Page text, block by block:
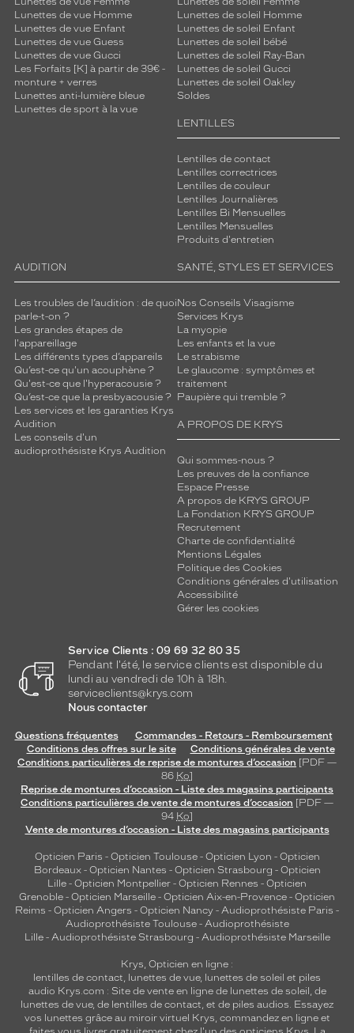
Lunettes de vue Homme
Lunettes de vue Enfant
Lunettes de vue Guess
Lunettes de vue Gucci
Les Forfaits [K] à partir de 39€ -
monture + verres
Lunettes anti-lumière bleue
Lunettes de sport à la vue
Lunettes de soleil Homme
Lunettes de soleil Enfant
Lunettes de soleil bébé
Lunettes de soleil Ray-Ban
Lunettes de soleil Gucci
Lunettes de soleil Oakley
Soldes
LENTILLES
Lentilles de contact
Lentilles correctrices
Lentilles de couleur
Lentilles Journalières
Lentilles Bi Mensuelles
Lentilles Mensuelles
Produits d'entretien
AUDITION
Les troubles de l’audition : de quoi
parle-t-on ?
Les grandes étapes de
l'appareillage
Les différents types d’appareils
Qu’est-ce qu'un acouphène ?
Qu'est-ce que l'hyperacousie ?
Qu’est-ce que la presbyacousie ?
Les services et les garanties Krys
Audition
Les conseils d'un
audioprothésiste Krys Audition
SANTÉ, STYLES ET SERVICES
Nos Conseils Visagisme
Services Krys
La myopie
Les enfants et la vue
Le strabisme
Le glaucome : symptômes et
traitement
Paupière qui tremble ?
A PROPOS DE KRYS
Qui sommes-nous ?
Les preuves de la confiance
Espace Presse
A propos de KRYS GROUP
La Fondation KRYS GROUP
Recrutement
Charte de confidentialité
Mentions Légales
Politique des Cookies
Conditions générales d'utilisation
Accessibilité
Gérer les cookies
Service Clients : 09 69 32 80 35
Pendant l'été, le service clients est disponible du
lundi au vendredi de 10h à 18h.
serviceclients@krys.com
Nous contacter
Questions fréquentes
Commandes - Retours - Remboursement
Conditions des offres sur le site
Conditions générales de vente
Conditions particulières de reprise de montures d’occasion [PDF —
86 Ko]
Reprise de montures d’occasion - Liste des magasins participants
Conditions particulières de vente de montures d’occasion [PDF —
94 Ko]
Vente de montures d’occasion - Liste des magasins participants
Opticien Paris - Opticien Toulouse- Opticien Lyon - Opticien
Bordeaux- Opticien Nantes - Opticien Strasbourg - Opticien
Lille - Opticien Montpellier - Opticien Rennes - Opticien
Grenoble - Opticien Marseille - Opticien Aix-en-Provence - Opticien
Reims - Opticien Angers - Opticien Nancy - Audioprothésiste Paris -
Audioprothésiste Toulouse- Audioprothésiste
Lille- Audioprothésiste Strasbourg - Audioprothésiste Marseille
Krys, Opticien en ligne :
lentilles de contact lunettes de vue, lunettes de soleil et piles
audio Krys.com : Site de vente en ligne de lunettes de soleil, de
lunettes de vue, de lentilles de contact , et de piles audios. Essayez
vos lunettes grâce au miroir virtuel Krys, commandez en ligne et